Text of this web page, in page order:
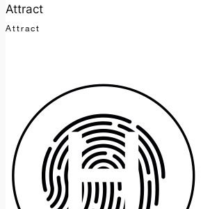
Attract
Attract